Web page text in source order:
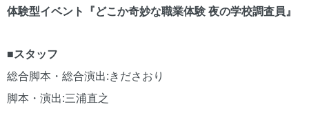
体験型イベント『どこか奇妙な職業体験 夜の学校調査員』
■スタッフ
総合脚本・総合演出:きださおり
脚本・演出:三浦直之